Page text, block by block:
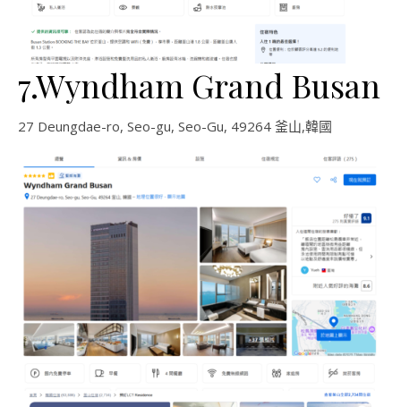
7.Wyndham Grand Busan
27 Deungdae-ro, Seo-gu, Seo-Gu, 49264 釜山,韓國